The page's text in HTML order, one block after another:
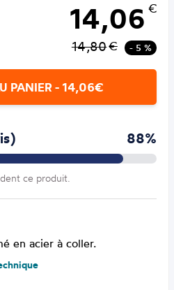
14,06 €
14,80€ - 5 %
PANIER - 14,06€
88%
ce produit.
en acier à coller.